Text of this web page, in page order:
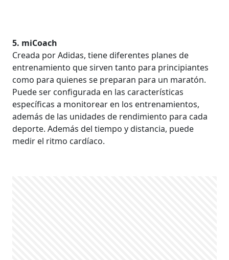
5. miCoach
Creada por Adidas, tiene diferentes planes de
entrenamiento que sirven tanto para principiantes
como para quienes se preparan para un maratón.
Puede ser configurada en las características
específicas a monitorear en los entrenamientos,
además de las unidades de rendimiento para cada
deporte. Además del tiempo y distancia, puede
medir el ritmo cardíaco.